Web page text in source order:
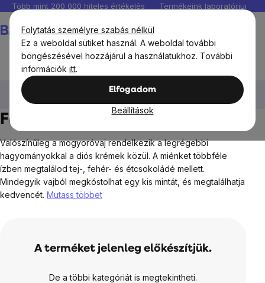
Folytatás személyre szabás nélkül
Ez a weboldal sütiket használ. A weboldal további
böngészésével hozzájárul a használatukhoz. További
információk itt.
Elfogadom
Beállítások
Ugrás
fő
tartalomhoz
Több mint 200 000 hiteles értékelés Termékeink
BrainMax Pure
Mogyorókrémek
Földimogyorókrém
Földimogyorókrém
Valószínűleg a mogyoróvaj rendelkezik a legrégebbi
hagyományokkal a diós krémek közül. A miénket többféle
ízben megtalálod tej-, fehér- és étcsokoládé mellett.
Mindegyik vajból megkóstolhat egy kis mintát, és megtalálhatja
kedvencét. Mutass többet
A terméket jelenleg előkészítjük.
De a többi kategóriát is megtekintheti.